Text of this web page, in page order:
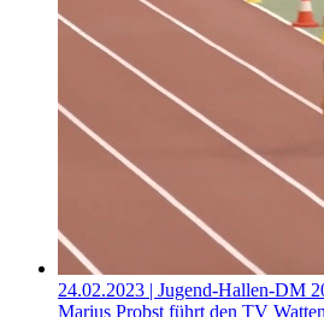
24.02.2023 | Jugend-Hallen-DM
Marius Probst führt den TV